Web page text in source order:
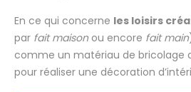
En ce qui concerne les loisirs
par fait maisonou encore fait main
comme un matériau de bricolage
pour réaliser une décoration